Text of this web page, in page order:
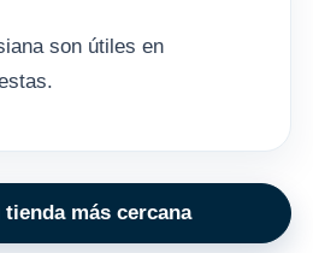
son útiles en
más cercana